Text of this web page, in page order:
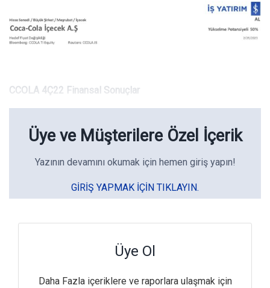
CCOLA 4Ç22 Finansal Sonuçlar
Üye ve Müşterilere Özel İçerik
Yazının devamını okumak için hemen giriş yapın!
GIRIŞ YAPMAK IÇIN TIKLAYIN.
Üye Ol
Daha Fazla içeriklere ve raporlara ulaşmak için